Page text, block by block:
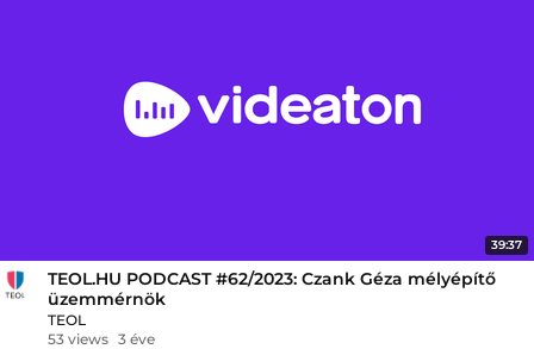
39:37
TEOL.HU PODCAST #62/2023: Czank Géza mélyépítő
üzemmérnök
TEOL
53 views 3 éve